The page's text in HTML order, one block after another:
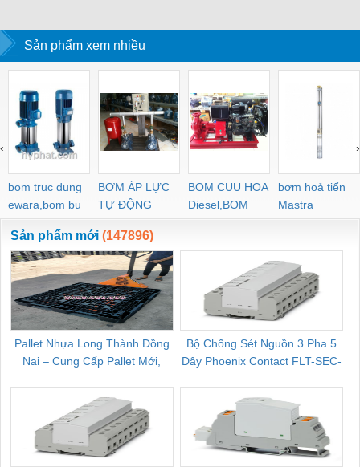
nhiệt,
mẫu
các loại
Sản phẩm xem nhiều
bom truc dung
ewara,bom bu
ewara
BƠM ÁP LỰC
TỰ ĐỘNG
BOM CUU HOA
Diesel,BOM
CHUA CHAY
bơm hoả tiển
Mastra
‹ ›
Sản phẩm mới (147896)
Pallet Nhựa Long Thành Đồng
Nai – Cung Cấp Pallet Mới,
Bộ Chống Sét Nguồn 3 Pha 5
Dây Phoenix Contact FLT-SEC-